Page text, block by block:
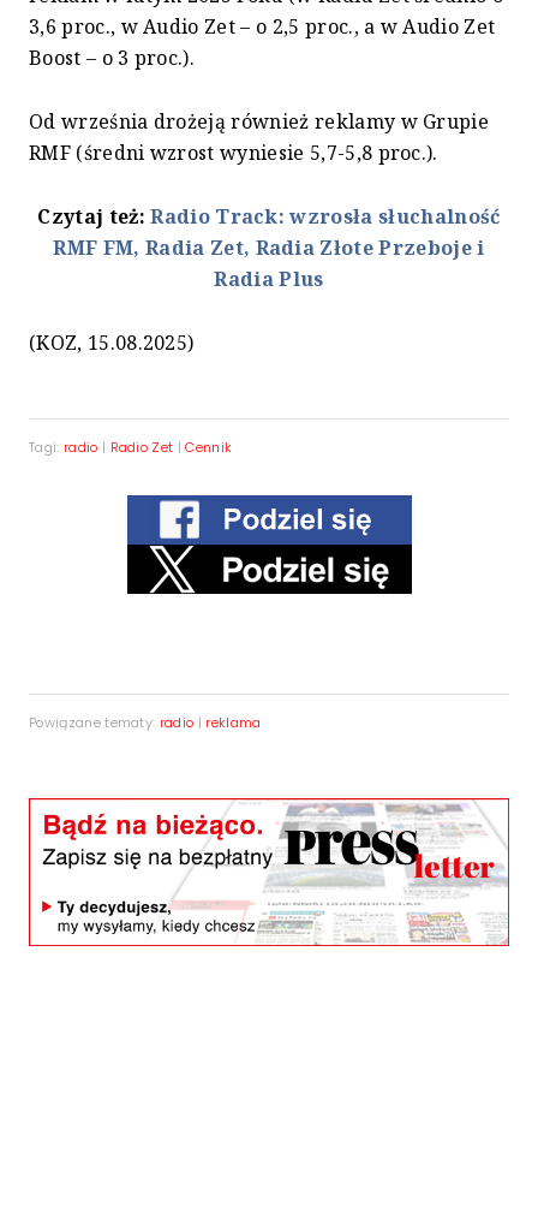
3,6 proc., w Audio Zet – o 2,5 proc., a w Audio Zet
Boost – o 3 proc.).
Od września drożeją również reklamy w Grupie
RMF (średni wzrost wyniesie 5,7-5,8 proc.).
Czytaj też:Radio Track: wzrosła słuchalność
RMF FM, Radia Zet, Radia Złote Przeboje i
Radia Plus
(KOZ, 15.08.2025)
Tagi: radio | Radio Zet |Cennik
Powiązane tematy: radio | reklama